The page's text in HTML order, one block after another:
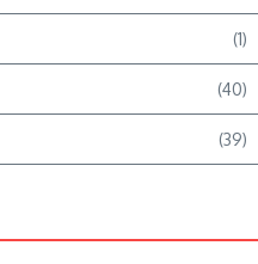
(1)
(40)
(39)